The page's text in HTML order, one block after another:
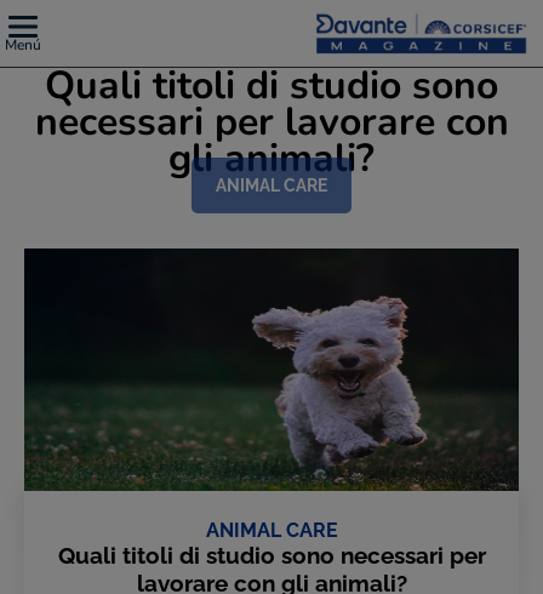
Menú
Quali titoli di studio sono
necessari per lavorare con
gli animali?
ANIMAL CARE
ANIMAL CARE
Quali titoli di studio sono necessari per
lavorare con gli animali?